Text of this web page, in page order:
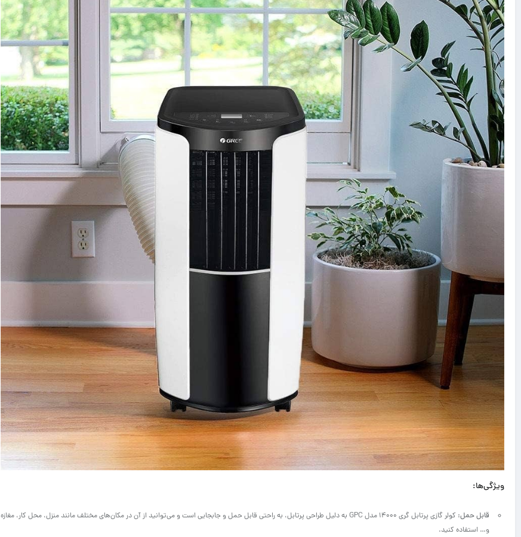
ویژگی‌ها:
قابل حمل:
کولر گازی پرتابل گری 14000 مدل GPC به دلیل طراحی پرتابل، به راحتی قابل حمل و جابجایی است و می‌توانید از آن در مکان‌های مختلف مانند منزل، محل کار، مغازه
و… استفاده کنید.